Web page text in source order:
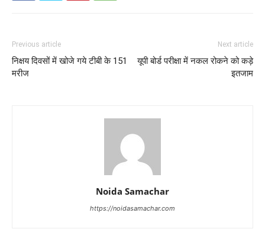
Previous article
निक्षय दिवसों में खोजे गये टीबी के 151
मरीज
Next article
यूपी बोर्ड परीक्षा में नकल रोकने को कड़े
इतजाम
Noida Samachar
https://noidasamachar.com